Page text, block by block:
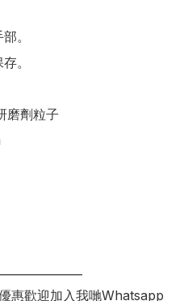
。
。
磨劑粒子
惠歡迎加入我哋Whatsapp